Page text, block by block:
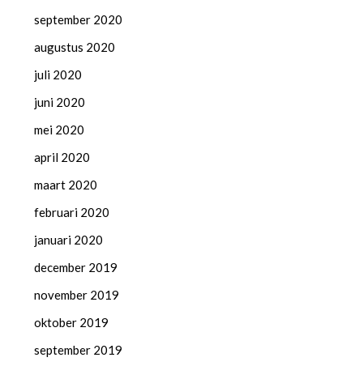
september 2020
augustus 2020
juli 2020
juni 2020
mei 2020
april 2020
maart 2020
februari 2020
januari 2020
december 2019
november 2019
oktober 2019
september 2019